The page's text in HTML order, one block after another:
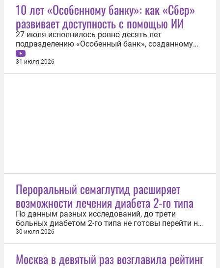
профильных вузов-партнеров. Наиболее
масштабные зарыбления прошли в Сибири...
10 лет «Особенному банку»: как «Сбер»
развивает доступность с помощью ИИ
27 июля исполнилось ровно десять лет
подразделению «Особенный банк», созданному
«Сбером» с целью сделать доступными
финансовые услуги для людей с инвалидностью и
других клиентов с особыми потребностями. Топ-
31 июля 2026
Пероральный семаглутид расширяет
возможности лечения диабета 2-го типа
По данным разных исследований, до трети
больных диабетом 2-го типа не готовы перейти на
терапию с инъекциями из-за боязни боли и
изменения привычного образа жизни. Однако на
введения лекарств, в том числе таблетки
30 июля 2026
Москва в девятый раз возглавила рейтинг